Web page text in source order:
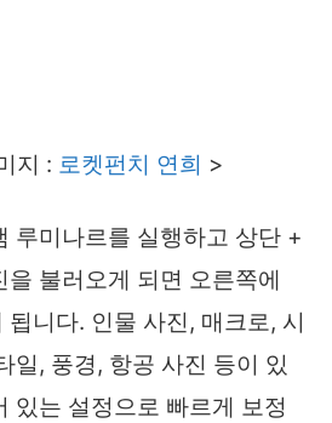
지 : 로켓펀치 연희 >
루미나르를 실행하고 상단 +
을 불러오게 되면 오른쪽에
니다. 인물 사진, 매크로, 시
일, 풍경, 항공 사진 등이 있
있는 설정으로 빠르게 보정